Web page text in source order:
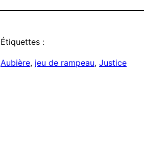
Étiquettes :
Aubière, jeu de rampeau, Justice